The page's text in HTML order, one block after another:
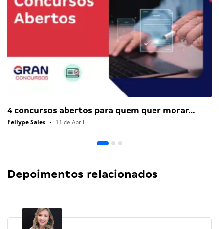
4 concursos abertos para quem quer morar…
Fellype Sales • 11 de Abril
Depoimentos relacionados